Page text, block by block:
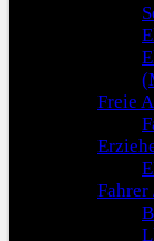
Freie